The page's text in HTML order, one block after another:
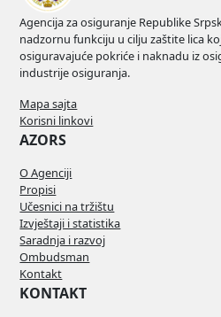
Agencija za osiguranje Republike
nadzornu funkciju u cilju zaštite lica
osiguravajuće pokriće i naknadu iz
industrije osiguranja.
Mapa sajta
Korisni linkovi
AZORS
O Agenciji
Propisi
Učesnici na tržištu
Izvještaji i statistika
Saradnja i razvoj
Ombudsman
Kontakt
KONTAKT